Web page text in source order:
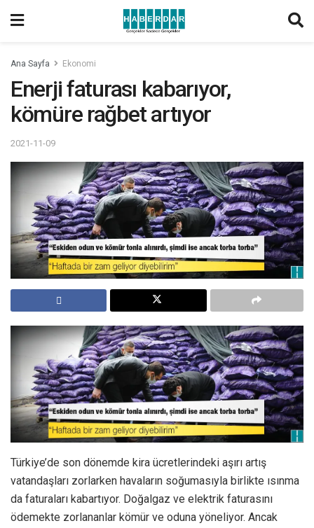
Ana Sayfa Ekonomi
Enerji faturası kabarıyor,
kömüre rağbet artıyor
2021-11-09
Türkiye’de son dönemde kira ücretlerindeki aşırı artış
vatandaşları zorlarken havaların soğumasıyla birlikte ısınma
da faturaları kabartıyor. Doğalgaz ve elektrik faturasını
ödemekte zorlananlar kömür ve oduna yöneliyor. Ancak